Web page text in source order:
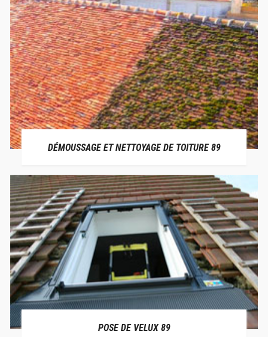
DÉMOUSSAGE ET NETTOYAGE DE TOITURE 89
POSE DE VELUX 89